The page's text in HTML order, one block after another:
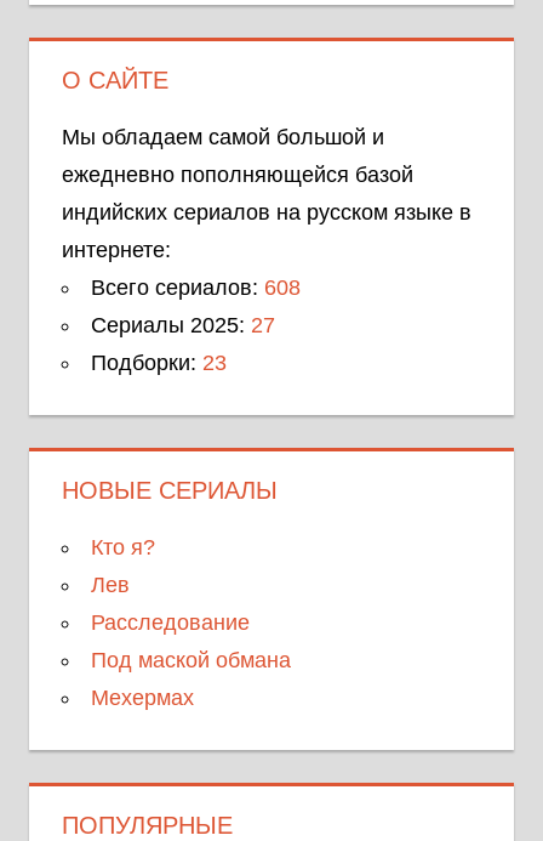
О САЙТЕ
Мы обладаем самой большой и
ежедневно пополняющейся базой
индийских сериалов на русском языке в
интернете:
Всего сериалов: 608
Сериалы 2025: 27
Подборки: 23
НОВЫЕ СЕРИАЛЫ
Кто я?
Лев
Расследование
Под маской обмана
Мехермах
ПОПУЛЯРНЫЕ